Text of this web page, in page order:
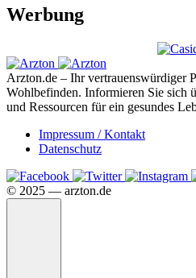
Werbung
Arzton.de – Ihr vertrauenswürdiger
Wohlbefinden. Informieren Sie sich
und Ressourcen für ein gesundes
Impressum / Kontakt
Datenschutz
©️ 2025 — arzton.de